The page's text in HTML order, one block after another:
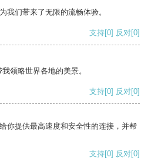
我们带来了无限的流畅体验。
支持[0] 反对[0]
领略世界各地的美景。
支持[0] 反对[0]
你提供最高速度和安全性的连接，并帮
支持[0] 反对[0]